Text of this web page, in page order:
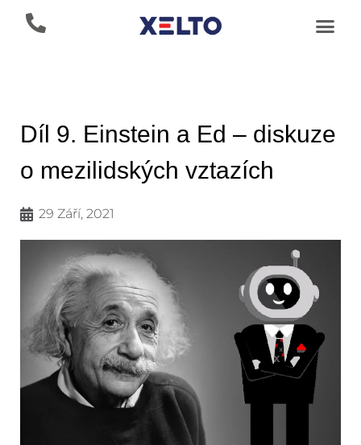
Díl 9. Einstein a Ed – diskuze
o mezilidských vztazích
29 Září, 2021